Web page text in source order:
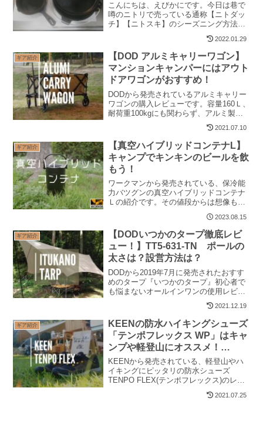
こんにちは、えびかにです。今日は巷で
噂のニトリで売っている通称【ニトダッ
チ】【ニトスキ】のシーズニング方法を
2022.01.29
ギア紹介
【DOD アルミキャリーワゴン】
マンションキャンパーにはアウト
ドアワゴンがおすすめ！
DODから発売されているアルミキャリー
ワゴンの購入レビューです。容量160Ｌ、
耐荷重100kgにも関わらず、アルミ製で
他の商品に比べて軽く、収納サイズもか
2021.07.10
ギア紹介
【真空ハイブリッドコンテナL】
キャンプでキンキンのビールを飲
もう！
ワークマンから発売されている、保冷能
力バツグンの真空ハイブリッドコンテナ
Ｌの紹介です。その値段からは想像も出
来ない程の驚きのコスパ商品です。
2023.08.15
ギア紹介
【DODいつかのタープ徹底レビ
ュー！】TT5-631-TN ポールの
太さは？設営方法は？
DODから2019年7月に発売されたおすす
めのタープ『いつかのタープ』初心者で
も悩まないオールインワンの使用レビュ
ーです。随所に細かな気遣いがあり、使
いやすさは抜群で、ポールの太さから設
営方法まで解説しています。
2021.12.19
ギア紹介
KEENの防水ハイキングシューズ
「テンポフレックス WP」はキャ
ンプや軽登山にオススメ！
【PR】
KEENから発売されている、軽登山やハ
イキングにピッタリの防水シューズ
TENPO FLEX(テンポフレックス)のレビ
2021.07.25